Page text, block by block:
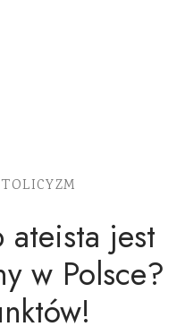
jest
w Polsce?